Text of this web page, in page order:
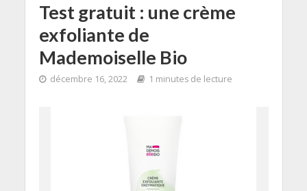
Test gratuit : une crème
exfoliante de
Mademoiselle Bio
décembre 16, 2022 1 minutes de lecture